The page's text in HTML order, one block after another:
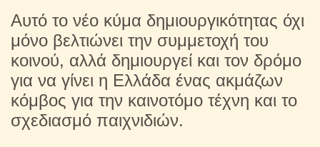
Αυτό το νέο κύμα δημιουργικότητας όχι
μόνο βελτιώνει την συμμετοχή του
κοινού, αλλά δημιουργεί και τον δρόμο
για να γίνει η Ελλάδα ένας ακμάζων
κόμβος για την καινοτόμο τέχνη και το
σχεδιασμό παιχνιδιών.